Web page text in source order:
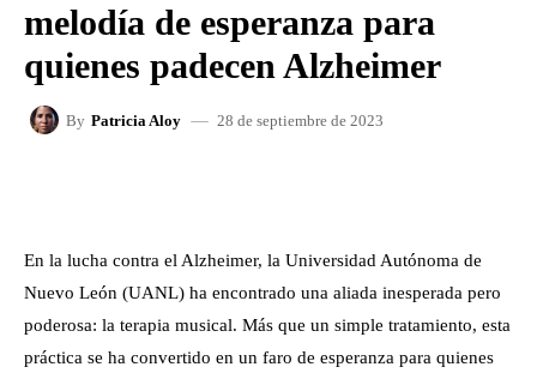
melodía de esperanza para
quienes padecen Alzheimer
By Patricia Aloy 28 de septiembre de 2023
En la lucha contra el Alzheimer, la Universidad Autónoma de
Nuevo León (UANL) ha encontrado una aliada inesperada pero
poderosa: la terapia musical. Más que un simple tratamiento, esta
práctica se ha convertido en un faro de esperanza para quienes